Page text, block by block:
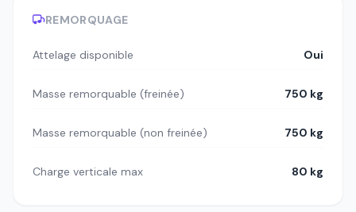
REMORQUAGE
Attelage disponible Oui
Masse remorquable (freinée) 750 kg
Masse remorquable (non freinée) 750 kg
Charge verticale max 80 kg